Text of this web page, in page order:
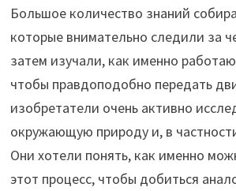
Большое количество знаний
которые внимательно следили за
затем изучали, как именно
чтобы правдоподобно передать
изобретатели очень активно
окружающую природу и, в
Они хотели понять, как именно
этот процесс, чтобы добиться